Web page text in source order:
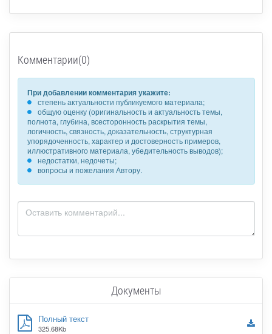
Комментарии(0)
При добавлении комментария укажите:
степень актуальности публикуемого материала;
общую оценку (оригинальность и актуальность темы,
полнота, глубина, всесторонность раскрытия темы,
логичность, связность, доказательность, структурная
упорядоченность, характер и достоверность примеров,
иллюстративного материала, убедительность выводов);
недостатки, недочеты;
вопросы и пожелания Автору.
Документы
Полный текст
325.68Kb